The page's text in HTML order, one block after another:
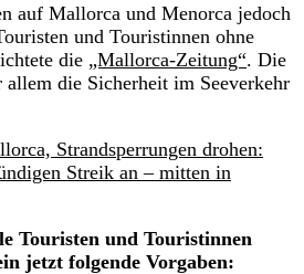
auf Mallorca und Menorca jedoch
und Touristinnen ohne
die „Mallorca-Zeitung“. Die
die Sicherheit im Seeverkehr
Strandsperrungen drohen:
Streik an – mitten in
Touristen und Touristinnen
jetzt folgende Vorgaben: